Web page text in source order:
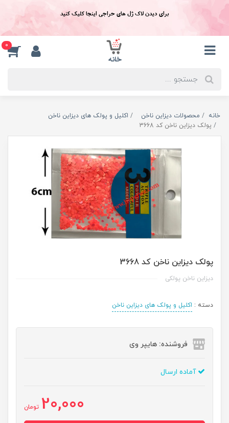
برای دیدن لاک ژل های حراجی اینجا کلیک کنید
0
خانه محصولات دیزاین ناخن
اکلیل و پولک های دیزاین ناخن
پولک ديزاين ناخن کد 3668
پولک ديزاين ناخن کد 3668
دیزاین ناخن پولکی
دسته : اکلیل و پولک های دیزاین ناخن
فروشنده: هایپر وی
آماده ارسال
20,000 تومان